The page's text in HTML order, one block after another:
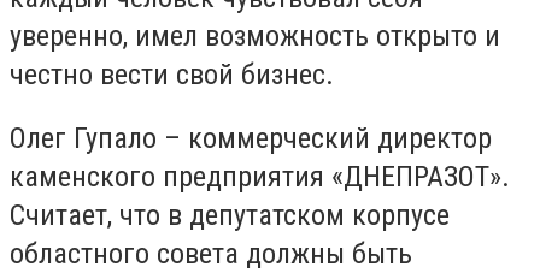
уверенно, имел возможность открыто и
честно вести свой бизнес.
Олег Гупало – коммерческий директор
каменского предприятия «ДНЕПРАЗОТ».
Считает, что в депутатском корпусе
областного совета должны быть